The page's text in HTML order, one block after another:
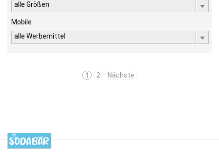
alle Größen
Mobile
alle Werbemittel
1 2 Nächste